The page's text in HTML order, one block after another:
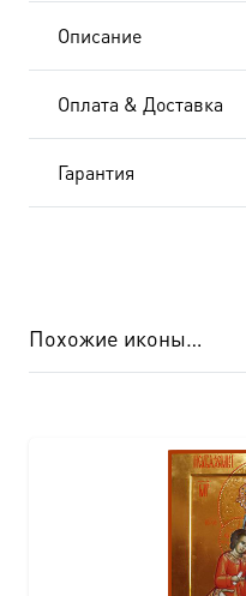
Описание
Оплата & Доставка
Гарантия
Похожие иконы…